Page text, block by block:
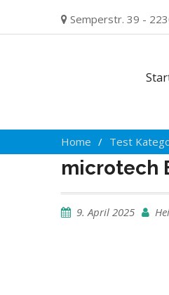
content
Semperstr. 39 -
Home Test
microtech
9. April 2025